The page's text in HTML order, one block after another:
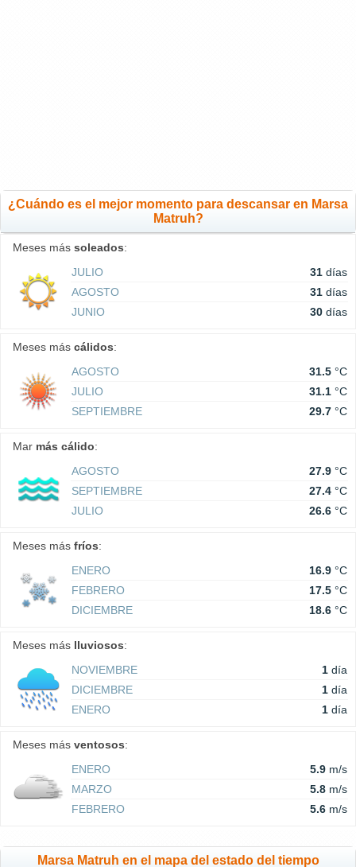
¿Cuándo es el mejor momento para descansar en Marsa
Matruh?
Meses más soleados:
JULIO
31 días
AGOSTO
31 días
JUNIO
30 días
Meses más cálidos:
AGOSTO
31.5 °C
JULIO
31.1 °C
SEPTIEMBRE
29.7 °C
Mar más cálido:
AGOSTO
27.9 °C
SEPTIEMBRE
27.4 °C
JULIO
26.6 °C
Meses más fríos:
ENERO
16.9 °C
FEBRERO
17.5 °C
DICIEMBRE
18.6 °C
Meses más lluviosos:
NOVIEMBRE
1 día
DICIEMBRE
1 día
ENERO
1 día
Meses más ventosos:
ENERO
5.9 m/s
MARZO
5.8 m/s
FEBRERO
5.6 m/s
Marsa Matruh en el mapa del estado del tiempo